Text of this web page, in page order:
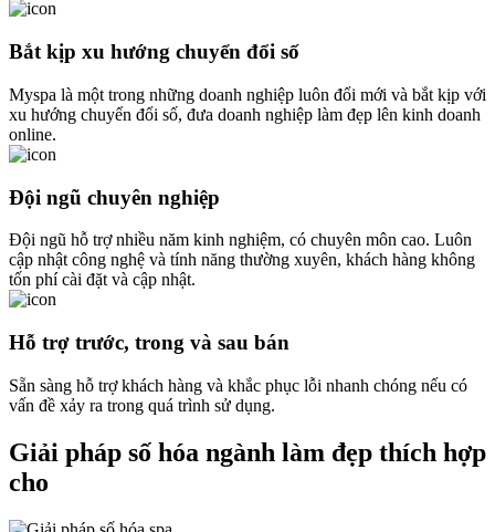
Bắt kịp xu hướng chuyển đổi số
Myspa là một trong những doanh nghiệp luôn đổi mới và bắt kịp với
xu hướng chuyển đổi số, đưa doanh nghiệp làm đẹp lên kinh doanh
online.
Đội ngũ chuyên nghiệp
Đội ngũ hỗ trợ nhiều năm kinh nghiệm, có chuyên môn cao. Luôn
cập nhật công nghệ và tính năng thường xuyên, khách hàng không
tốn phí cài đặt và cập nhật.
Hỗ trợ trước, trong và sau bán
Sẵn sàng hỗ trợ khách hàng và khắc phục lỗi nhanh chóng nếu có
vấn đề xảy ra trong quá trình sử dụng.
Giải pháp số hóa ngành làm đẹp thích hợp
cho